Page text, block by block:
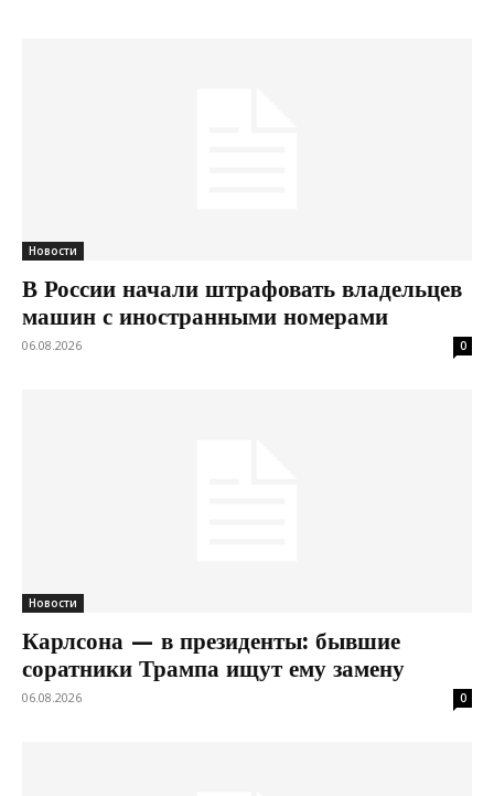
Новости
В России начали штрафовать владельцев
машин с иностранными номерами
06.08.2026 0
Новости
Карлсона — в президенты: бывшие
соратники Трампа ищут ему замену
06.08.2026 0